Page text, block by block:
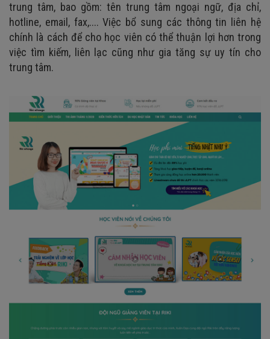
trung tâm, bao gồm: tên trung tâm ngoại ngữ, địa chỉ,
hotline, email, fax,.... Việc bổ sung các thông tin liên hệ
chính là cách để cho học viên có thể thuận lợi hơn trong
việc tìm kiếm, liên lạc cũng như gia tăng sự uy tín cho
trung tâm.